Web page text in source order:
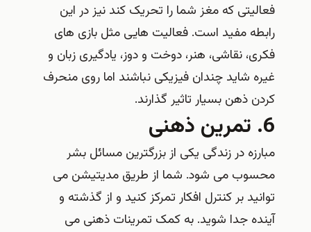
فعالیتی که مغز شما را تحریک کند نیز در این
رابطه مفید است. فعالیت هایی مثل بازی های
فکری، نقاشی، هنر، دوخت و دوز، یادگیری زبان و
غیره شاید چندان فیزیکی نباشند اما روی منحرف
کردن ذهن بسیار تاثیر گذارند.
6. تمرین ذهنی
مبارزه در زندگی یکی از بزرگترین مسائل بشر
محسوب می شود. شما از طریق مدیتیشن می
توانید بر کنترل افکار تمرکز کنید و از گذشته و
آینده جدا شوید. به کمک تمرینات ذهنی می